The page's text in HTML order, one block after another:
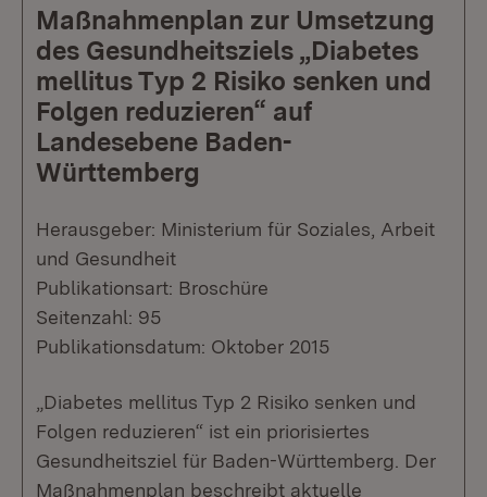
Maßnahmenplan zur Umsetzung
des Gesundheitsziels „Diabetes
mellitus Typ 2 Risiko senken und
Folgen reduzieren“ auf
Landesebene Baden-
Württemberg
Herausgeber: Ministerium für Soziales, Arbeit
und Gesundheit
Publikationsart: Broschüre
Seitenzahl: 95
Publikationsdatum: Oktober 2015
„Diabetes mellitus Typ 2 Risiko senken und
Folgen reduzieren“ ist ein priorisiertes
Gesundheitsziel für Baden-Württemberg. Der
Maßnahmenplan beschreibt aktuelle